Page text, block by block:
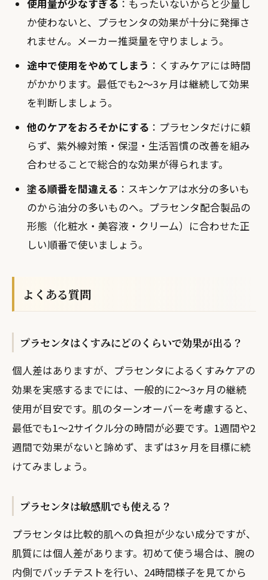
使用量が少なすぎる ：もったいないからと少量し
か使わないと、プラセンタの効果が十分に発揮さ
れません。メーカー推奨量を守りましょう。
途中で使用をやめてしまう ：くすみケアには時間
がかかります。最低でも2〜3ヶ月は継続して効果
を判断しましょう。
他のケアをおろそかにする ：プラセンタだけに頼
らず、紫外線対策・保湿・生活習慣の改善を組み
合わせることで総合的な効果が得られます。
塗る順番を間違える ：スキンケアは水分の多いも
のから油分の多いものへ。プラセンタ配合製品の
形態（化粧水・美容液・クリーム）に合わせた正
しい順番で使いましょう。
よくある質問
プラセンタはくすみにどのくらいで効果が出る？
個人差はありますが、プラセンタによるくすみケアの
効果を実感するまでには、一般的に2〜3ヶ月の継続
使用が目安です。肌のターンオーバーを考慮すると、
最低でも1〜2サイクル分の時間が必要です。1週間や2
週間で効果がないと諦めず、まずは3ヶ月を目標に続
けてみましょう。
プラセンタは敏感肌でも使える？
プラセンタは比較的肌への負担が少ない成分ですが、
肌質には個人差があります。初めて使う場合は、腕の
内側でパッチテストを行い、24時間様子を見てから